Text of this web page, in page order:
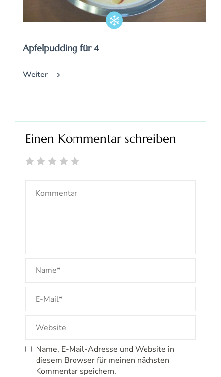
Apfelpudding für 4
Weiter
Einen Kommentar schreiben
Name, E-Mail-Adresse und Website in
diesem Browser für meinen nächsten
Kommentar speichern.